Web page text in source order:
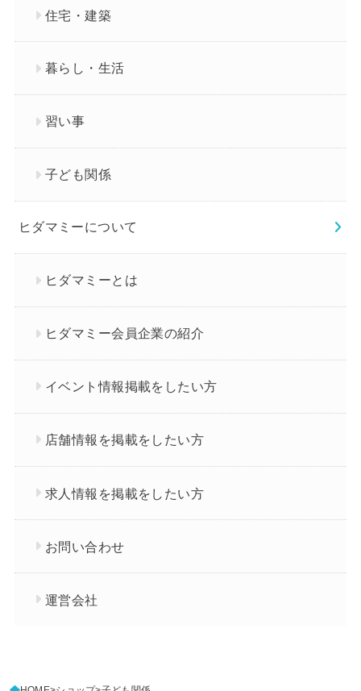
住宅・建築
暮らし・生活
習い事
子ども関係
ヒダマミーについて
ヒダマミーとは
ヒダマミー会員企業の紹介
イベント情報掲載をしたい方
店舗情報を掲載をしたい方
求人情報を掲載をしたい方
お問い合わせ
運営会社